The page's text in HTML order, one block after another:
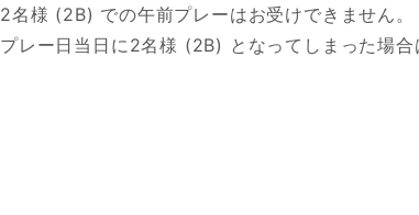
2名様 (2B) での午前プレーはお受けできません。
プレー日当日に2名様 (2B) となってしまった場